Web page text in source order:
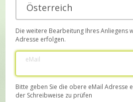
Die weitere Bearbeitung Ihres Anliegens
Adresse erfolgen.
eMail
Bitte geben Sie die obere eMail Adresse
der Schreibweise zu prüfen